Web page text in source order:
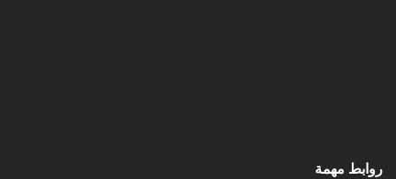
روابط مهمة